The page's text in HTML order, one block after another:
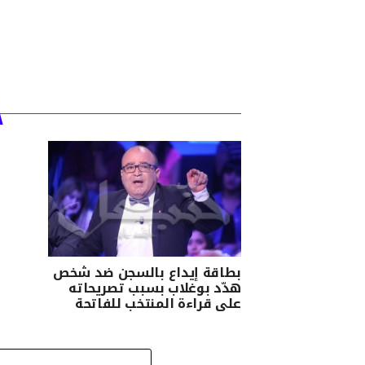
بطاقة إيداع بالسجن ضد شخص
هدّد بوغلاب بسبب تصريحاته
على قراءة المنتخب للفاتحة